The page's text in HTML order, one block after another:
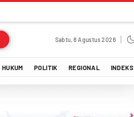
Sabtu, 8 Agustus 2026
HUKUM POLITIK REGIONAL INDEKS